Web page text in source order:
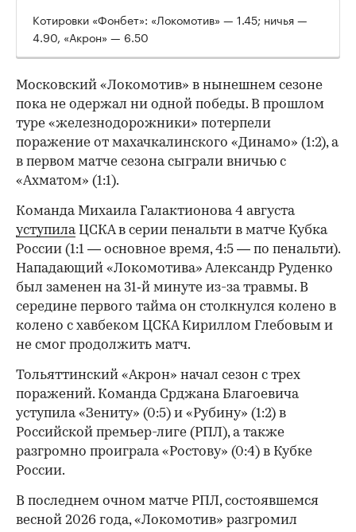
00:00 / 00:00
Котировки «Фонбет»: «Локомотив» — 1.45; ничья —
4.90, «Акрон» — 6.50
Московский «Локомотив» в нынешнем сезоне
пока не одержал ни одной победы. В прошлом
туре «железнодорожники» потерпели
поражение от махачкалинского «Динамо» (1:2), а
в первом матче сезона сыграли вничью с
«Ахматом» (1:1).
Команда Михаила Галактионова 4 августа
уступилаЦСКА в серии пенальти в матче Кубка
России (1:1 — основное время, 4:5 — по пенальти).
Нападающий «Локомотива» Александр Руденко
был заменен на 31‑й минуте из-за травмы. В
середине первого тайма он столкнулся колено в
колено с хавбеком ЦСКА Кириллом Глебовым и
не смог продолжить матч.
Тольяттинский «Акрон» начал сезон с трех
поражений. Команда Срджана Благоевича
уступила «Зениту» (0:5) и «Рубину» (1:2) в
Российской премьер-лиге (РПЛ), а также
разгромно проиграла «Ростову» (0:4) в Кубке
России.
В последнем очном матче РПЛ, состоявшемся
весной 2026 года, «Локомотив» разгромил